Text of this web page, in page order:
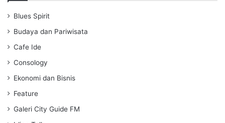
Blues Spirit
Budaya dan Pariwisata
Cafe Ide
Consology
Ekonomi dan Bisnis
Feature
Galeri City Guide FM